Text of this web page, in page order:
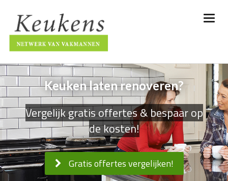
Keuken laten renoveren?
Vergelijk gratis offertes & bespaar op
de kosten!
Gratis offertes vergelijken!